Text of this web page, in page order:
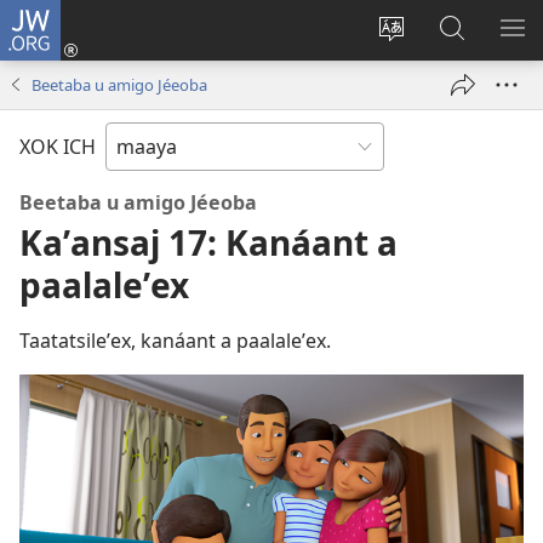
JW.ORG
Kʼex
idiomail
Ooken
new
Kaaxan
teʼ
jw.org
Beetaba u amigo Jéeoba
XOK ICH
Beetaba u amigo Jéeoba
Kaʼansaj 17: Kanáant a
paalaleʼex
Taatatsileʼex, kanáant a paalaleʼex.